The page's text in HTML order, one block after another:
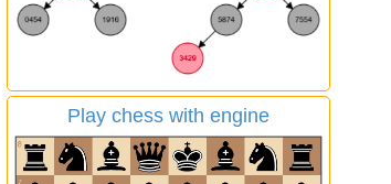
Play chess with engine